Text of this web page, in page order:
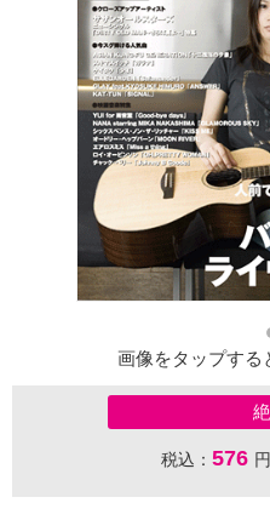
画像をタップする
税込： 576